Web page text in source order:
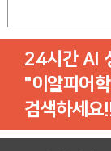
24시간 AI
"이알피어
검색하세요